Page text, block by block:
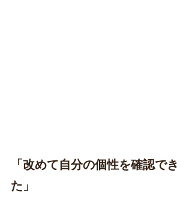
「改めて自分の個性を確認でき
た」